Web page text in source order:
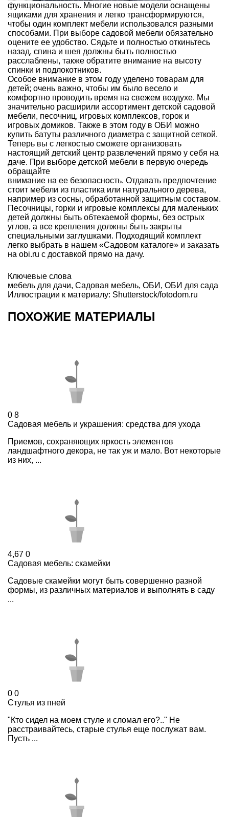
функциональность. Многие новые модели оснащены
ящиками для хранения и легко трансформируются,
чтобы один комплект мебели использовался разными
способами. При выборе садовой мебели обязательно
оцените ее удобство. Сядьте и полностью откиньтесь
назад, спина и шея должны быть полностью
расслаблены, также обратите внимание на высоту
спинки и подлокотников.
Особое внимание в этом году уделено товарам для
детей; очень важно, чтобы им было весело и
комфортно проводить время на свежем воздухе. Мы
значительно расширили ассортимент детской садовой
мебели, песочниц, игровых комплексов, горок и
игровых домиков. Также в этом году в ОБИ можно
купить батуты различного диаметра с защитной сеткой.
Теперь вы с легкостью сможете организовать
настоящий детский центр развлечений прямо у себя на
даче. При выборе детской мебели в первую очередь
обращайте
внимание на ее безопасность. Отдавать предпочтение
стоит мебели из пластика или натурального дерева,
например из сосны, обработанной защитным составом.
Песочницы, горки и игровые комплексы для маленьких
детей должны быть обтекаемой формы, без острых
углов, а все крепления должны быть закрыты
специальными заглушками. Подходящий комплект
легко выбрать в нашем «Садовом каталоге» и заказать
на obi.ru с доставкой прямо на дачу.
Ключевые слова
мебель для дачи, Садовая мебель, ОБИ , ОБИ для сада
Иллюстрации к материалу: Shutterstock/fotodom.ru
ПОХОЖИЕ МАТЕРИАЛЫ
0 8
Садовая мебель и украшения: средства для ухода
Приемов, сохраняющих яркость элементов
ландшафтного декора, не так уж и мало. Вот некоторые
из них, ...
4,67 0
Садовая мебель: скамейки
Садовые скамейки могут быть совершенно разной
формы, из различных материалов и выполнять в саду
...
0 0
Стулья из пней
"Кто сидел на моем стуле и сломал его?.." Не
расстраивайтесь, старые стулья еще послужат вам.
Пусть ...